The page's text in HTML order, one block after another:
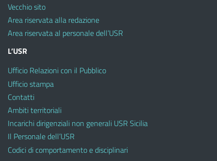
Vecchio sito
Area riservata alla redazione
Area riservata al personale dell’USR
L’USR
Ufficio Relazioni con il Pubblico
Ufficio stampa
Contatti
Ambiti territoriali
Incarichi dirigenziali non generali USR Sicilia
Il Personale dell’USR
Codici di comportamento e disciplinari